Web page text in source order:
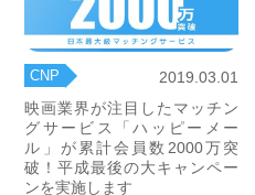
CNP
2019.03.01
映画業界が注目したマッチン
グサービス「ハッピーメー
ル」が累計会員数2000万突
破！平成最後の大キャンペー
ンを実施します